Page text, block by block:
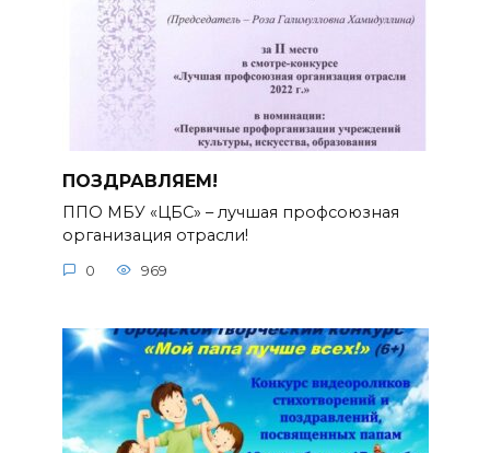
ПОЗДРАВЛЯЕМ!
ППО МБУ «ЦБС» – лучшая профсоюзная
организация отрасли!
0 969